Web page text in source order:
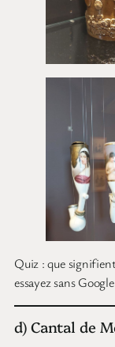
Quiz : que
essayez sans
d) Cantal de